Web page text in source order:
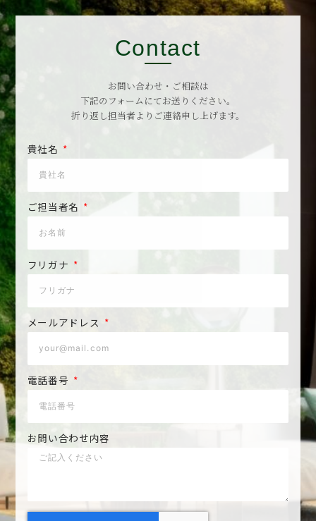
Contact
お問い合わせ・ご相談は
下記のフォームにてお送りください。
折り返し担当者よりご連絡申し上げます。
貴社名
ご担当者名
フリガナ
メールアドレス
電話番号
お問い合わせ内容